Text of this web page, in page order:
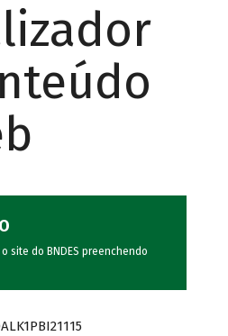
site do BNDES preenchendo